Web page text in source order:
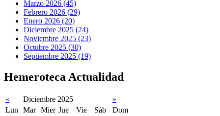
Marzo 2026 (45)
Febrero 2026 (29)
Enero 2026 (20)
Diciembre 2025 (24)
Noviembre 2025 (23)
Octubre 2025 (30)
Septiembre 2025 (19)
Hemeroteca Actualidad
« Diciembre 2025
»
Lun
Mar Mier Jue Vie Sáb
Dom